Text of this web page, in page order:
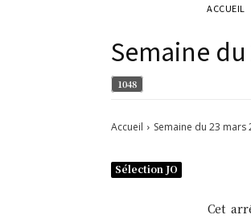
ACCUEIL
Semaine
1048
Accueil Semaine du 23
Sélection JO
Cet